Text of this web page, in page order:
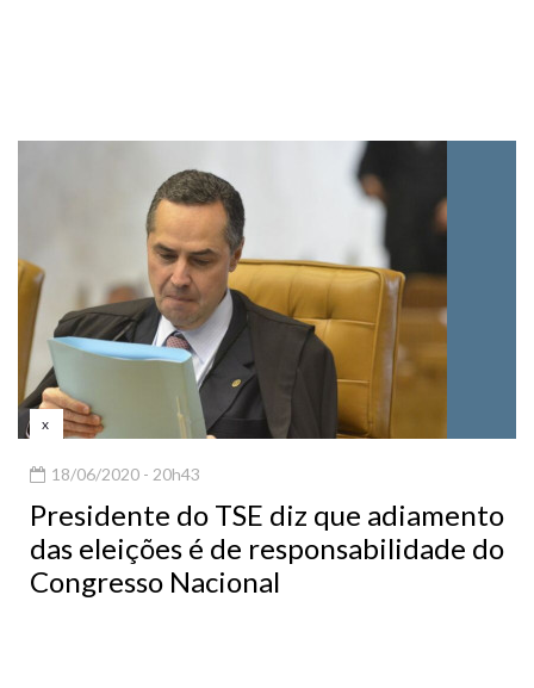
x
18/06/2020 - 20h43
Presidente do TSE diz que adiamento
das eleições é de responsabilidade do
Congresso Nacional